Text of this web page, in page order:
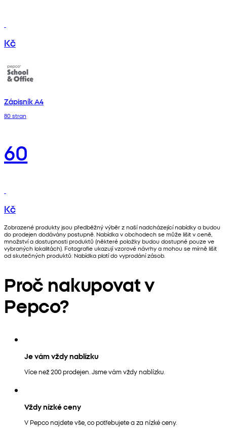
Kč
Zápisník A4
80 stran
60
Kč
Zobrazené produkty jsou předběžný výběr z naší nadcházející nabídky a budou
do prodejen dodávány postupně. Nabídka v obchodech se může lišit v ceně,
množství a dostupnosti produktů (některé položky budou dostupné pouze ve
vybraných lokalitách). Fotografie ukazují vzorové návrhy a mohou se mírně lišit
od skutečných produktů. Nabídka platí do vyprodání zásob.
Proč nakupovat v
Pepco?
Je vám vždy nablízku
Více než 200 prodejen. Jsme vám vždy nablízku.
Vždy nízké ceny
V Pepco najdete vše, co potřebujete a za nízké ceny.